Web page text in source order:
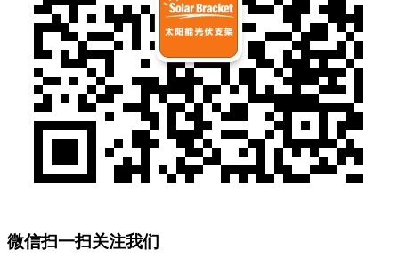
微信扫一扫关注我们